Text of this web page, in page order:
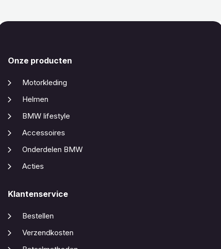
Onze producten
Motorkleding
Helmen
BMW lifestyle
Accessoires
Onderdelen BMW
Acties
Klantenservice
Bestellen
Verzendkosten